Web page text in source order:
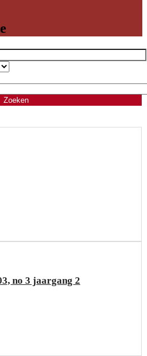
no 3 jaargang 2